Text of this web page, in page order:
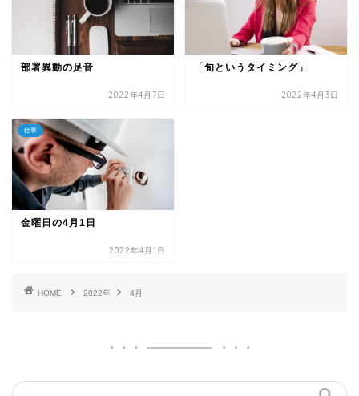
部署異動の足音
2022年4月7日
「旬というタイミング」
2022年4月3日
仕事
金曜日の4月1日
2022年4月1日
HOME 2022年 4月